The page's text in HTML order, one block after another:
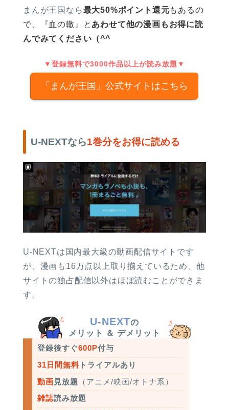
まんが王国なら最大50%ポイント還元もあるの
で、
『血の轍』と あわせて他の漫画もお得に読
んでみてください（^^
▼登録無料で3000作品以上が読み放題▼
「まんが王国」公式サイトはこちら
U-NEXTなら1巻分をお得に読める
U-NEXTは国内最大級の動画配信サイトです
が、漫画も16万点以上取り揃えているため、他
サイトの独占配信以外はほぼ読むことができま
す。
U-NEXTの
メリット ＆ デメリット
登録後すぐ600P付与
31日間無料 トライアルあり
動画 見放題
（アニメ/映画/オトナ系）
雑誌読み放題